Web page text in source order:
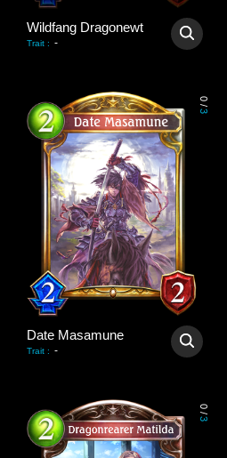
Wildfang Dragonewt
Trait : -
0
/
3
Date Masamune
Trait : -
0
/
3